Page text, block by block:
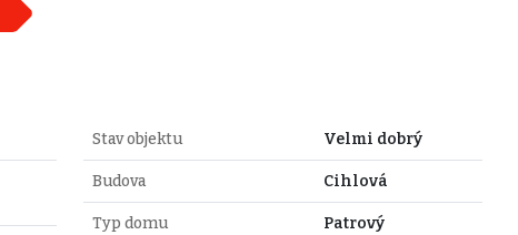
Stav objektu Velmi dobrý
Budova Cihlová
Typ domu Patrový